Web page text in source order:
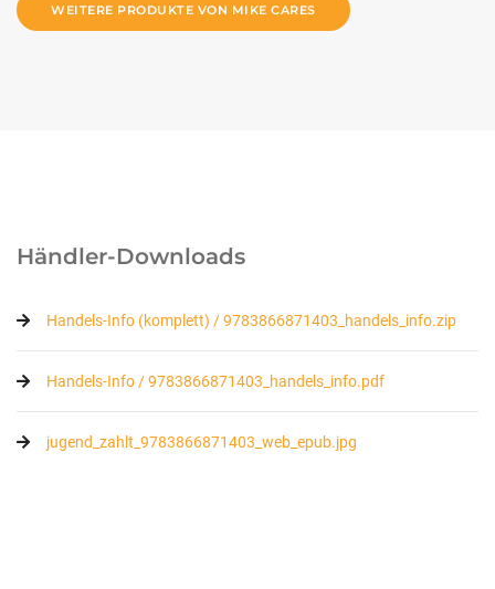
WEITERE PRODUKTE VON MIKE CARES
Händler-Downloads
Handels-Info (komplett) / 9783866871403_handels_info.zip
Handels-Info / 9783866871403_handels_info.pdf
jugend_zahlt_9783866871403_web_epub.jpg